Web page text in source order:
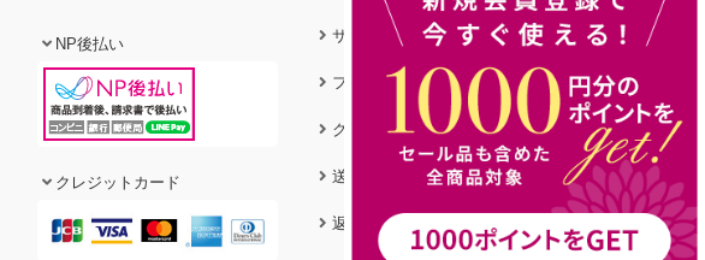
NP後払い
クレジットカード
サイズガイド
フィットガイド
クリーニング＆ケア
送料&お支払い方法
返品・交換について